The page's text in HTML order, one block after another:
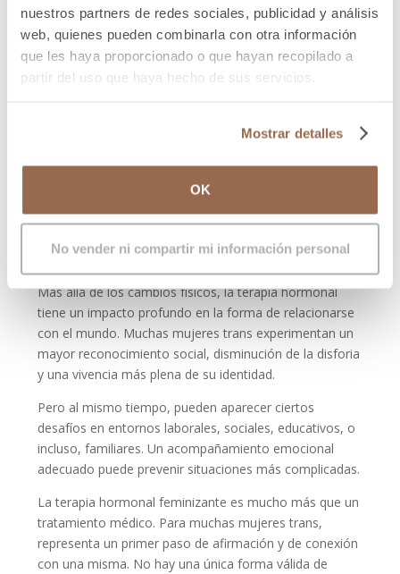
nuestros partners de redes sociales, publicidad y análisis
web, quienes pueden combinarla con otra información
que les haya proporcionado o que hayan recopilado a
partir del uso que haya hecho de sus servicios.
Mostrar detalles
OK
No vender ni compartir mi información personal
estrógenos se comienza después de haber completado
la pubertad masculina, algunos efectos ya no son
reversibles (como la voz o ciertas proporciones óseas),
aunque otros sí mejoran con el tiempo.
de la persona y a su ritmo de desarrollo, siempre con
acompañamiento profesional y familiar.
Cambios sociales,
identidad y entorno
Más allá de los cambios físicos, la terapia hormonal
tiene un impacto profundo en la forma de relacionarse
con el mundo. Muchas mujeres trans experimentan un
mayor reconocimiento social, disminución de la disforia
y una vivencia más plena de su identidad.
Pero al mismo tiempo, pueden aparecer ciertos
desafíos en entornos laborales, sociales, educativos, o
incluso, familiares. Un acompañamiento emocional
adecuado puede prevenir situaciones más complicadas.
La terapia hormonal feminizante es mucho más que un
tratamiento médico. Para muchas mujeres trans,
representa un primer paso de afirmación y de conexión
con una misma. No hay una única forma válida de